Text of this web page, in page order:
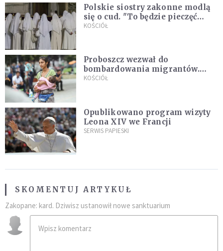
Polskie siostry zakonne modlą
się o cud. "To będzie pieczęć
Pana Boga dla naszej wiary"
KOŚCIÓŁ
Proboszcz wezwał do
bombardowania migrantów.
"Masowy ogień przeciwko
KOŚCIÓŁ
Opublikowano program wizyty
Leona XIV we Francji
SERWIS PAPIESKI
SKOMENTUJ ARTYKUŁ
Zakopane: kard. Dziwisz ustanowił nowe sanktuarium